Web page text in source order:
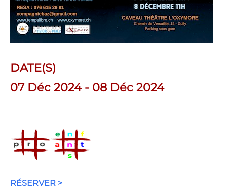
DATE(S)
07 Déc 2024 - 08 Déc 2024
RÉSERVER >